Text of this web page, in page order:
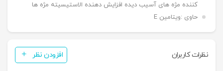
کننده مژه های آسیب دیده افزایش دهنده الاستیسیته مژه ها
حاوی :ویتامین E
نظرات کاربران افزودن نظر